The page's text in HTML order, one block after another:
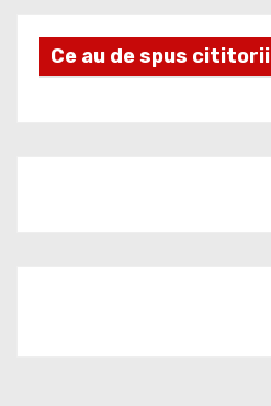
Ce au de spus cititorii